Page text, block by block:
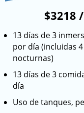
$3218 /
13 días de 3
por día (incluidas
nocturnas)
13 días de 3
día
Uso de tanques,